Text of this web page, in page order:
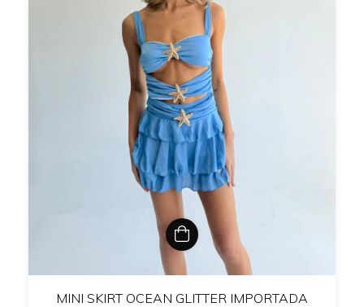
MINI SKIRT OCEAN GLITTER IMPORTADA